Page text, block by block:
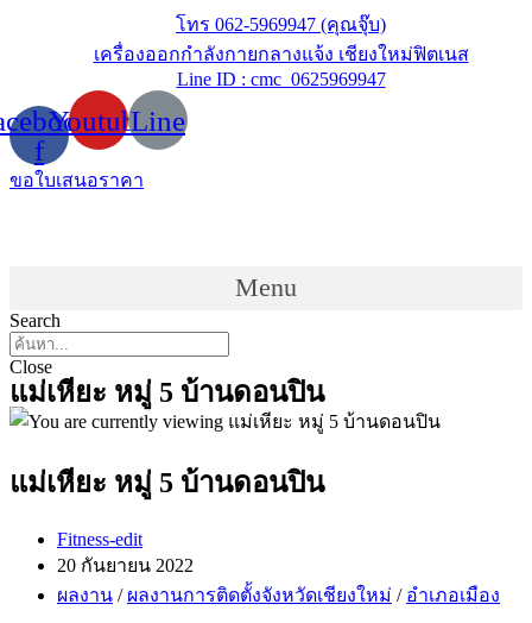
โทร 062-5969947 (คุณจุ๊บ)
เครื่องออกกำลังกายกลางแจ้ง เชียงใหม่ฟิตเนส
Line ID : cmc_0625969947
f
YoutubeLine
ขอใบเสนอราคา
Menu
Search
Close
แม่เหียะ หมู่ 5 บ้านดอนปิน
แม่เหียะ หมู่ 5 บ้านดอนปิน
Post
author:
Fitness-edit
Post
20 กันยายน 2022
Post
category:
ผลงาน / ผลงานการติดตั้งจังหวัดเชียงใหม่ / อำเภอเมือง